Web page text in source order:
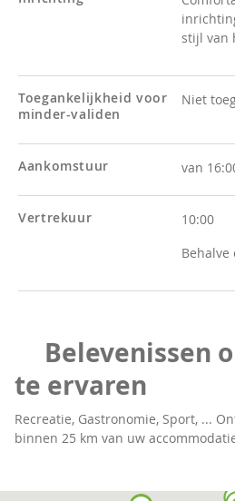
stijl van
Toegankelijkheid voor
minder-validen
Niet
Aankomstuur van
Vertrekuur
10:00
Behalve
Belevenissen
te ervaren
Recreatie, Gastronomie, Sport, ...
binnen 25 km van uw